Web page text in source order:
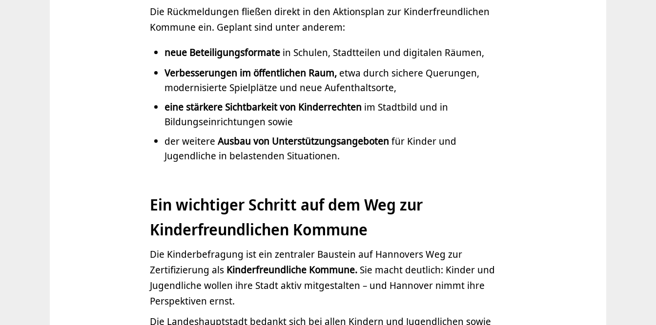
Die Rückmeldungen fließen direkt in den Aktionsplan zur Kinderfreundlichen
Kommune ein. Geplant sind unter anderem:
neue Beteiligungsformate in Schulen, Stadtteilen und digitalen Räumen,
Verbesserungen im öffentlichen Raum, etwa durch sichere Querungen,
modernisierte Spielplätze und neue Aufenthaltsorte,
eine stärkere Sichtbarkeit von Kinderrechten im Stadtbild und in
Bildungseinrichtungen sowie
der weitere Ausbau von Unterstützungsangeboten für Kinder und
Jugendliche in belastenden Situationen.
Ein wichtiger Schritt auf dem Weg zur
Kinderfreundlichen Kommune
Die Kinderbefragung ist ein zentraler Baustein auf Hannovers Weg zur
Zertifizierung als Kinderfreundliche Kommune. Sie macht deutlich: Kinder und
Jugendliche wollen ihre Stadt aktiv mitgestalten – und Hannover nimmt ihre
Perspektiven ernst.
Die Landeshauptstadt bedankt sich bei allen Kindern und Jugendlichen sowie